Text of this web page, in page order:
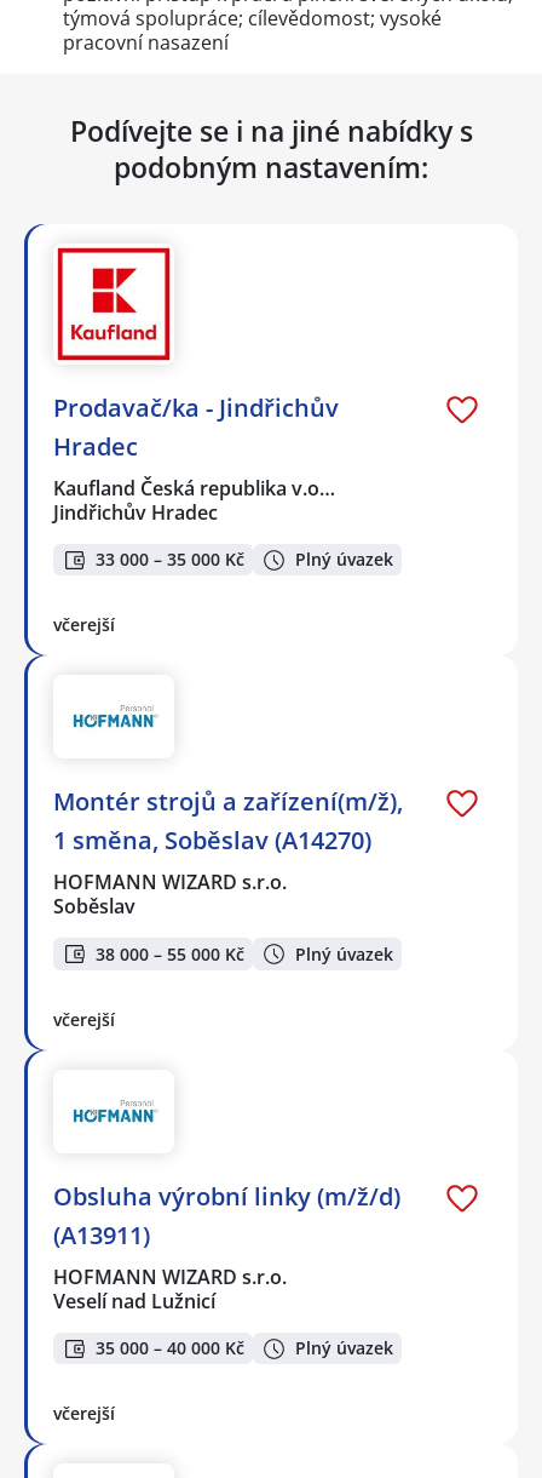
týmová spolupráce; cílevědomost; vysoké
pracovní nasazení
Podívejte se i na jiné nabídky s
podobným nastavením:
Prodavač/ka - Jindřichův
Hradec
Kaufland Česká republika v.o…
Jindřichův Hradec
33 000 – 35 000 Kč Plný úvazek
včerejší
Montér strojů a zařízení(m/ž),
1 směna, Soběslav (A14270)
HOFMANN WIZARD s.r.o.
Soběslav
38 000 – 55 000 Kč Plný úvazek
včerejší
Obsluha výrobní linky (m/ž/d)
(A13911)
HOFMANN WIZARD s.r.o.
Veselí nad Lužnicí
35 000 – 40 000 Kč Plný úvazek
včerejší